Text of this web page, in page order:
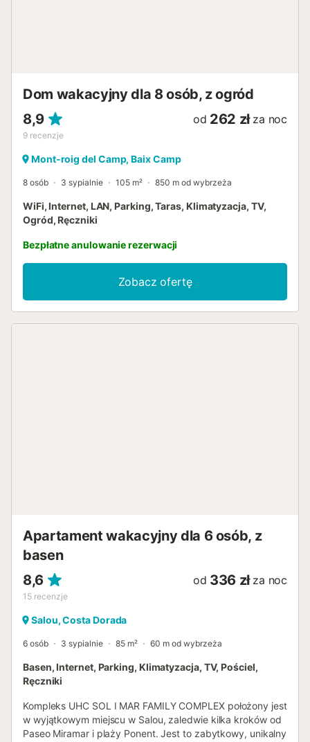
Dom wakacyjny dla 8 osób, z ogród
8,9
9 recenzje
od 262 zł za noc
Mont-roig del Camp, Baix Camp
8 osób 3 sypialnie 105 m² 850 m od wybrzeża
WiFi, Internet, LAN, Parking, Taras, Klimatyzacja, TV,
Ogród, Ręczniki
Bezpłatne anulowanie rezerwacji
Zobacz ofertę
Apartament wakacyjny dla 6 osób, z
basen
8,6
15 recenzje
od 336 zł za noc
Salou, Costa Dorada
6 osób 3 sypialnie 85 m² 60 m od wybrzeża
Basen, Internet, Parking, Klimatyzacja, TV, Pościel,
Ręczniki
Kompleks UHC SOL I MAR FAMILY COMPLEX położony jest
w wyjątkowym miejscu w Salou, zaledwie kilka kroków od
Paseo Miramar i plaży Ponent. Jest to zabytkowy, unikalny